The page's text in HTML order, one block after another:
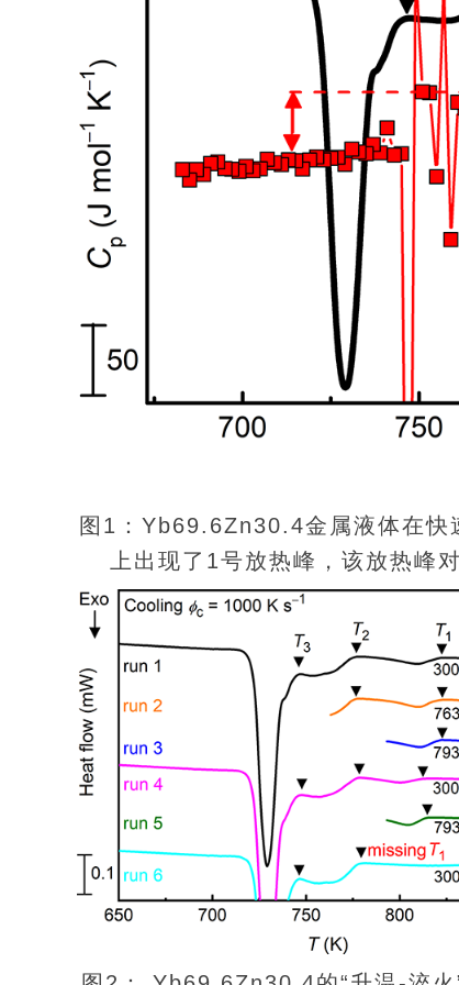
图1：Yb69.6Zn30.4金属液体在快
上出现了1号放热峰，该放热峰